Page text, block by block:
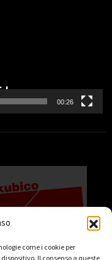
come i cookie per
Il consenso a queste
00:26